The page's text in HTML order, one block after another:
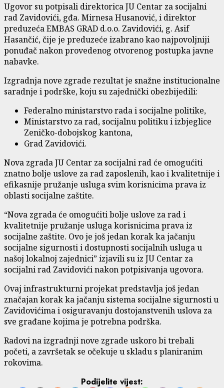
Ugovor su potpisali direktorica JU Centar za socijalni
rad Zavidovići, gđa. Mirnesa Husanović, i direktor
preduzeća EMBAS GRAD d.o.o. Zavidovići, g. Asif
Hasančić, čije je preduzeće izabrano kao najpovoljniji
ponuđač nakon provedenog otvorenog postupka javne
nabavke.
Izgradnja nove zgrade rezultat je snažne institucionalne
saradnje i podrške, koju su zajednički obezbijedili:
Federalno ministarstvo rada i socijalne politike,
Ministarstvo za rad, socijalnu politiku i izbjeglice
Zeničko-dobojskog kantona,
Grad Zavidovići.
Nova zgrada JU Centar za socijalni rad će omogućiti
znatno bolje uslove za rad zaposlenih, kao i kvalitetnije i
efikasnije pružanje usluga svim korisnicima prava iz
oblasti socijalne zaštite.
“Nova zgrada će omogućiti bolje uslove za rad i
kvalitetnije pružanje usluga korisnicima prava iz
socijalne zaštite. Ovo je još jedan korak ka jačanju
socijalne sigurnosti i dostupnosti socijalnih usluga u
našoj lokalnoj zajednici” izjavili su iz JU Centar za
socijalni rad Zavidovići nakon potpisivanja ugovora.
Ovaj infrastrukturni projekat predstavlja još jedan
značajan korak ka jačanju sistema socijalne sigurnosti u
Zavidovićima i osiguravanju dostojanstvenih uslova za
sve građane kojima je potrebna podrška.
Radovi na izgradnji nove zgrade uskoro bi trebali
početi, a završetak se očekuje u skladu s planiranim
rokovima.
Podijelite vijest: